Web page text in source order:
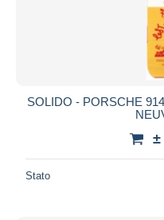
SOLIDO - PORSCHE
±
Stato